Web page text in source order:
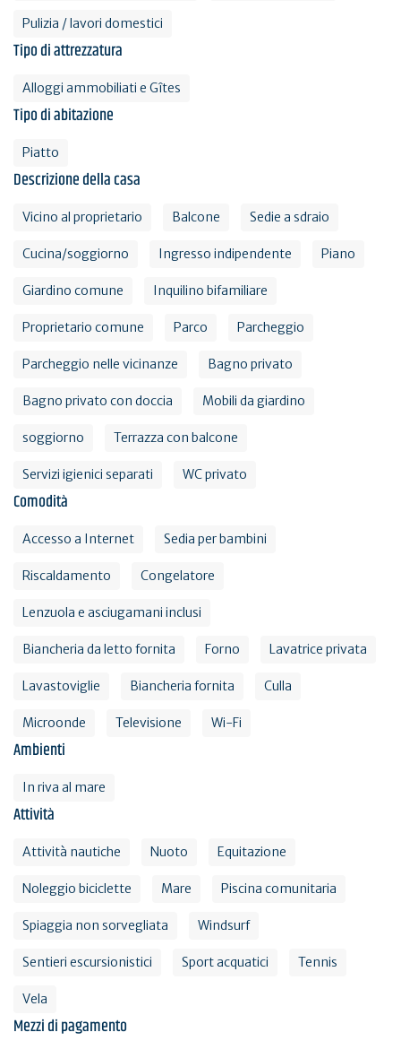
Pulizia / lavori domestici
Tipo di attrezzatura
Alloggi ammobiliati e Gîtes
Tipo di abitazione
Piatto
Descrizione della casa
Vicino al proprietario Balcone Sedie a sdraio
Cucina/soggiorno Ingresso indipendente Piano
Giardino comune Inquilino bifamiliare
Proprietario comune Parco Parcheggio
Parcheggio nelle vicinanze Bagno privato
Bagno privato con doccia Mobili da giardino
soggiorno Terrazza con balcone
Servizi igienici separati WC privato
Comodità
Accesso a Internet Sedia per bambini
Riscaldamento Congelatore
Lenzuola e asciugamani inclusi
Biancheria da letto fornita Forno Lavatrice privata
Lavastoviglie Biancheria fornita Culla
Microonde Televisione Wi-Fi
Ambienti
In riva al mare
Attività
Attività nautiche Nuoto Equitazione
Noleggio biciclette Mare Piscina comunitaria
Spiaggia non sorvegliata Windsurf
Sentieri escursionistici Sport acquatici Tennis
Vela
Mezzi di pagamento